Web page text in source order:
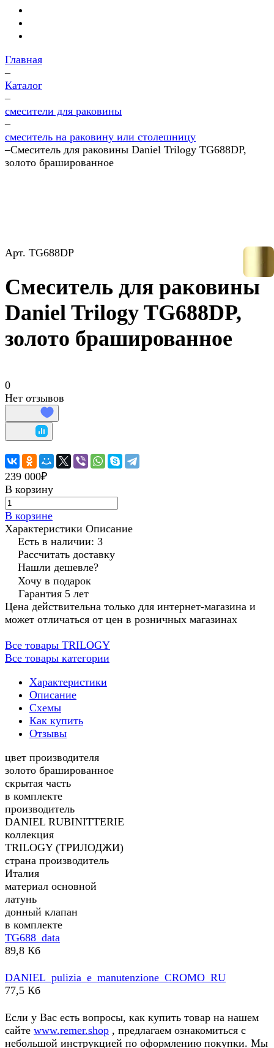
Главная
–
Каталог
–
смесители для раковины
–
смеситель на раковину или столешницу
–Смеситель для раковины Daniel Trilogy TG688DP,
золото брашированное
Арт. TG688DP
Смеситель для раковины
Daniel Trilogy TG688DP,
золото брашированное
0
Нет отзывов
239 000₽
В корзину
В корзине
Характеристики Описание
Есть в наличии: 3
Рассчитать доставку
Нашли дешевле?
Хочу в подарок
Гарантия 5 лет
Цена действительна только для интернет-магазина и
может отличаться от цен в розничных магазинах
Все товары TRILOGY
Все товары категории
Характеристики
Описание
Схемы
Как купить
Отзывы
цвет производителя
золото брашированное
скрытая часть
в комплекте
производитель
DANIEL RUBINITTERIE
коллекция
TRILOGY (ТРИЛОДЖИ)
страна производитель
Италия
материал основной
латунь
донный клапан
в комплекте
TG688_data
89,8 Кб
DANIEL_pulizia_e_manutenzione_CROMO_RU
77,5 Кб
Если у Вас есть вопросы, как купить товар на нашем
сайте www.remer.shop , предлагаем ознакомиться с
небольшой инструкцией по оформлению покупки. Мы